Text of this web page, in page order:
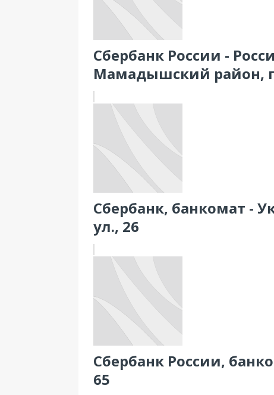
Сбербанк России -
Мамадышский район,
Сбербанк, банкомат -
ул., 26
Сбербанк России,
65